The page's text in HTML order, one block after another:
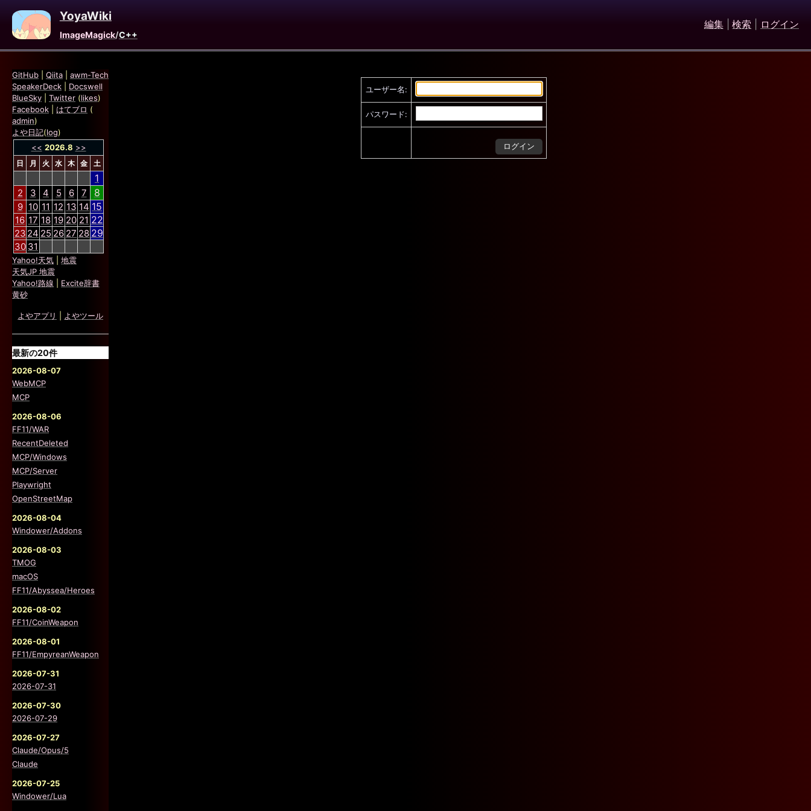
YoyaWiki
ImageMagick/C++
編集 検索 ログイン
ユーザー名:
パスワード:
GitHub Qiita
awm-Tech
SpeakerDeck
Docswell
BlueSky
Twitter (likes)
Facebook
はてブロ (
admin)
よや日記(log)
<< 2026.8 >>
日 月 火 水 木 金 土
1
2 3 4 5 6 7 8
9 10 11 12 13 14 15
16 17 18 19 20 21 22
23 24 25 26 27 28 29
30 31
Yahoo!天気
地震
天気JP 地震
Yahoo!路線
Excite辞書
黄砂
よやアプリ よやツール
最新の20件
2026-08-07
WebMCP
MCP
2026-08-06
FF11/WAR
RecentDeleted
MCP/Windows
MCP/Server
Playwright
OpenStreetMap
2026-08-04
Windower/Addons
2026-08-03
TMOG
macOS
FF11/Abyssea/Heroes
2026-08-02
FF11/CoinWeapon
2026-08-01
FF11/EmpyreanWeapon
2026-07-31
2026-07-31
2026-07-30
2026-07-29
2026-07-27
Claude/Opus/5
Claude
2026-07-25
Windower/Lua